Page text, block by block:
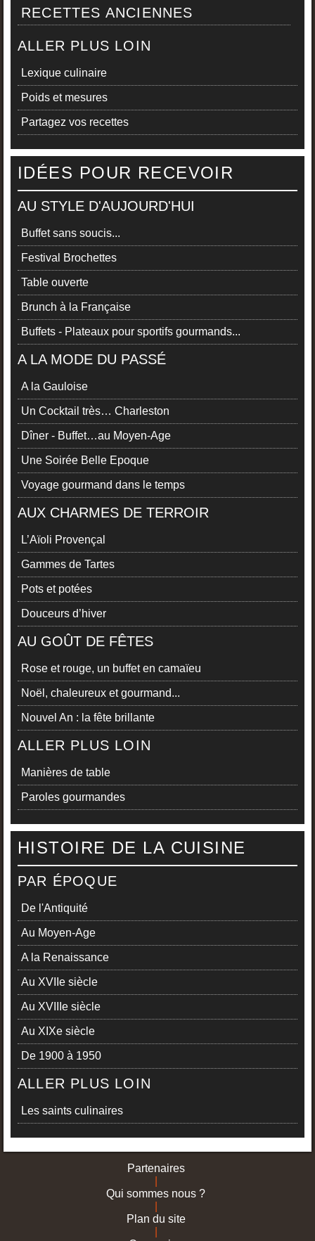
RECETTES ANCIENNES
ALLER PLUS LOIN
Lexique culinaire
Poids et mesures
Partagez vos recettes
IDÉES POUR RECEVOIR
AU STYLE D'AUJOURD'HUI
Buffet sans soucis...
Festival Brochettes
Table ouverte
Brunch à la Française
Buffets - Plateaux pour sportifs gourmands...
A LA MODE DU PASSÉ
A la Gauloise
Un Cocktail très… Charleston
Dîner - Buffet…au Moyen-Age
Une Soirée Belle Epoque
Voyage gourmand dans le temps
AUX CHARMES DE TERROIR
L’Aïoli Provençal
Gammes de Tartes
Pots et potées
Douceurs d’hiver
AU GOÛT DE FÊTES
Rose et rouge, un buffet en camaïeu
Noël, chaleureux et gourmand...
Nouvel An : la fête brillante
ALLER PLUS LOIN
Manières de table
Paroles gourmandes
HISTOIRE DE LA CUISINE
PAR ÉPOQUE
De l'Antiquité
Au Moyen-Age
A la Renaissance
Au XVIIe siècle
Au XVIIIe siècle
Au XIXe siècle
De 1900 à 1950
ALLER PLUS LOIN
Les saints culinaires
Partenaires
Qui sommes nous ?
Plan du site